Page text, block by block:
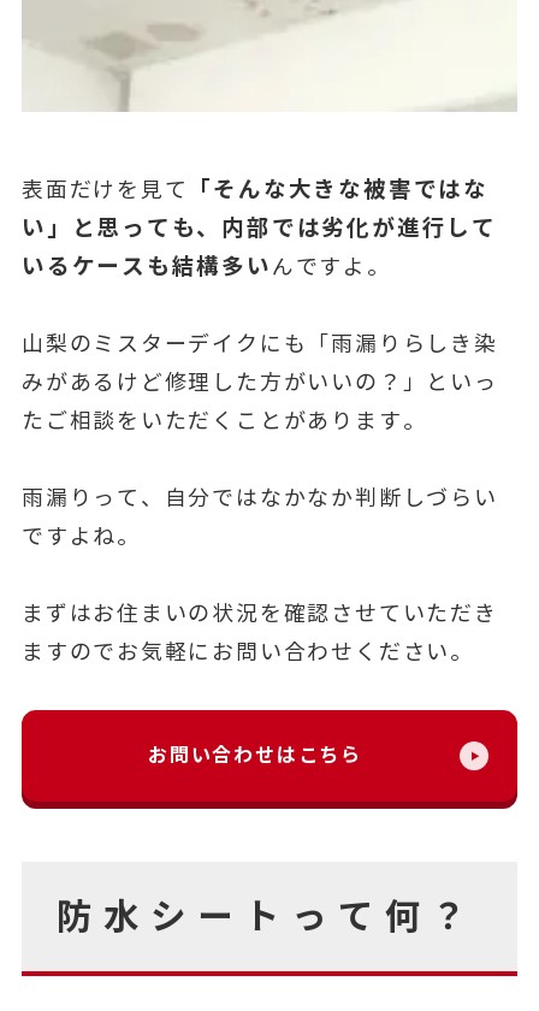
表面だけを見て
「そんな大きな被害ではな
い」と思っても、内部では劣化が進行して
いるケースも結構多いんですよ。
山梨のミスターデイクにも「雨漏りらしき染
みがあるけど修理した方がいいの？」といっ
たご相談をいただくことがあります。
雨漏りって、自分ではなかなか判断しづらい
ですよね。
まずはお住まいの状況を確認させていただき
ますのでお気軽にお問い合わせください。
お問い合わせはこちら
防水シートって何？